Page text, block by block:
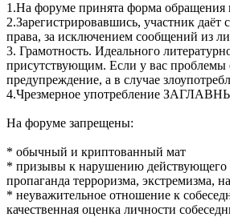
1.На форуме принята форма
2.Зарегистрировавшись, участник
права, за исключением сообщений из
3. Грамотность. Идеального
присутствующим. Если у вас проблемы
предупреждение, а в случае
4.Чрезмерное употребление
На форуме запрещены:
* обычный и криптованный мат
* призывы к нарушению действующего
пропаганда терроризма, экстремизма,
* неуважительное отношение к
качественная оценка личности